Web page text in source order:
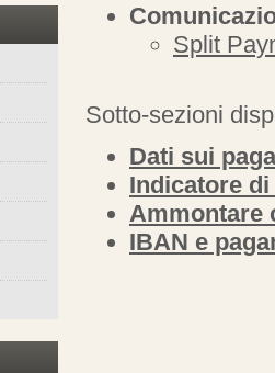
Split
Sotto-sezioni
Dati sui
Indicatore
Ammontare
IBAN e